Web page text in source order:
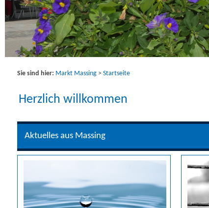
Sie sind hier: Markt Massing > Startseite
Herzlich willkommen
Aktuelles aus Massing